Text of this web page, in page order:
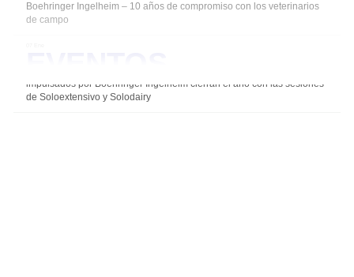
antibióticos
Boehringer Ingelheim – 10 años de compromiso con los veterinarios
de campo
impulsados por Boehringer Ingelheim cierran el año con las sesiones
de Soloextensivo y Solodairy